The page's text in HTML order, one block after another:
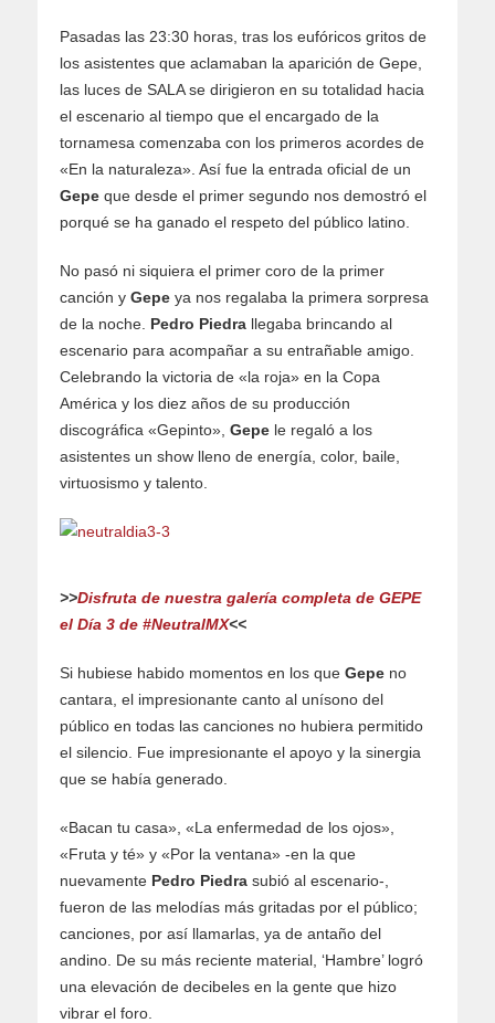
Pasadas las 23:30 horas, tras los eufóricos gritos de
los asistentes que aclamaban la aparición de Gepe,
las luces de SALA se dirigieron en su totalidad hacia
el escenario al tiempo que el encargado de la
tornamesa comenzaba con los primeros acordes de
«En la naturaleza». Así fue la entrada oficial de un
Gepe que desde el primer segundo nos demostró el
porqué se ha ganado el respeto del público latino.
No pasó ni siquiera el primer coro de la primer
canción y Gepe ya nos regalaba la primera sorpresa
de la noche. Pedro Piedra llegaba brincando al
escenario para acompañar a su entrañable amigo.
Celebrando la victoria de «la roja» en la Copa
América y los diez años de su producción
discográfica «Gepinto», Gepe le regaló a los
asistentes un show lleno de energía, color, baile,
virtuosismo y talento.
>>Disfruta de nuestra galería completa de GEPE
el Día 3 de #NeutralMX<<
Si hubiese habido momentos en los que Gepe no
cantara, el impresionante canto al unísono del
público en todas las canciones no hubiera permitido
el silencio. Fue impresionante el apoyo y la sinergia
que se había generado.
«Bacan tu casa», «La enfermedad de los ojos»,
«Fruta y té» y «Por la ventana» -en la que
nuevamente Pedro Piedra subió al escenario-,
fueron de las melodías más gritadas por el público;
canciones, por así llamarlas, ya de antaño del
andino. De su más reciente material, ‘Hambre’ logró
una elevación de decibeles en la gente que hizo
vibrar el foro.